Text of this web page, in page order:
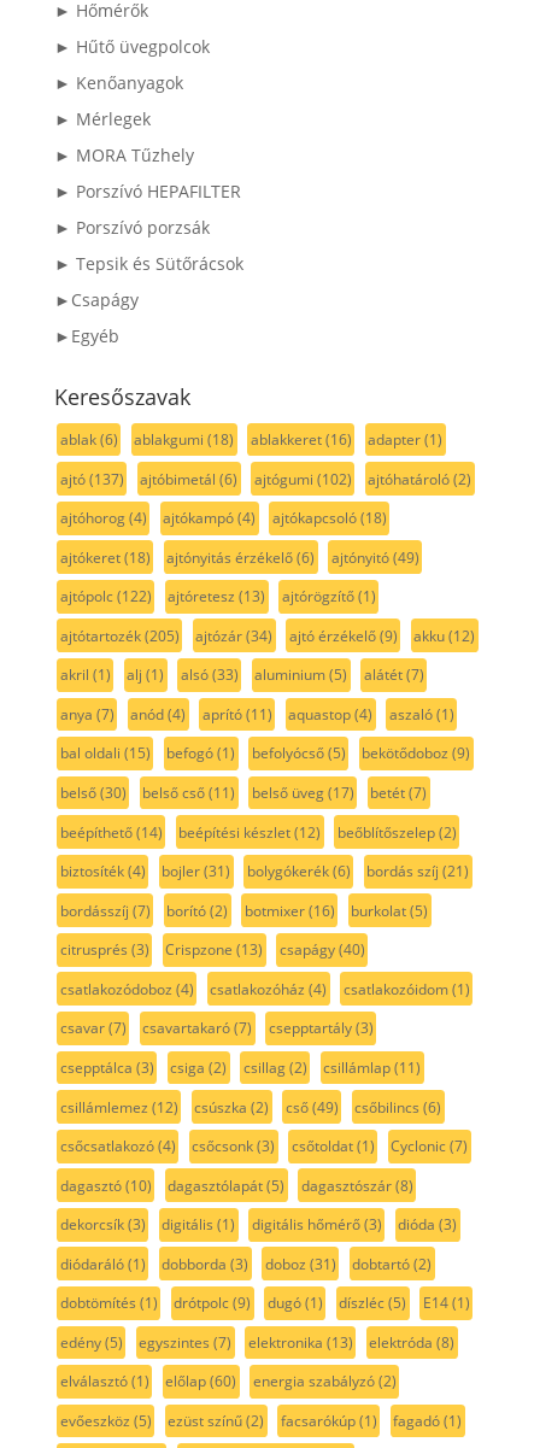
► Hőmérők
► Hűtő üvegpolcok
► Kenőanyagok
► Mérlegek
► MORA Tűzhely
► Porszívó HEPAFILTER
► Porszívó porzsák
► Tepsik és Sütőrácsok
►Csapágy
►Egyéb
Keresőszavak
ablak(6) ablakgumi (18) ablakkeret(16) adapter(1)
ajtó(137) ajtóbimetál (6) ajtógumi (102) ajtóhatároló(2)
ajtóhorog(4) ajtókampó(4) ajtókapcsoló(18)
ajtókeret(18) ajtónyitás érzékelő(6) ajtónyitó(49)
ajtópolc(122) ajtóretesz (13) ajtórögzítő(1)
ajtótartozék(205) ajtózár(34) ajtó érzékelő(9) akku(12)
akril (1) alj (1) alsó(33) aluminium(5) alátét(7)
anya (7) anód(4) aprító(11) aquastop(4) aszaló(1)
bal oldali (15) befogó(1) befolyócső(5) bekötődoboz (9)
belső(30) belső cső(11) belső üveg(17) betét(7)
beépíthető(14) beépítési készlet(12) beőblítőszelep(2)
biztosíték(4) bojler(31) bolygókerék(6) bordás szíj (21)
bordásszíj (7) borító(2) botmixer(16) burkolat(5)
citrusprés (3) Crispzone (13) csapágy(40)
csatlakozódoboz (4) csatlakozóház (4) csatlakozóidom(1)
csavar(7) csavartakaró(7) csepptartály(3)
csepptálca (3) csiga (2) csillag(2) csillámlap(11)
csillámlemez (12) csúszka (2) cső(49) csőbilincs (6)
csőcsatlakozó(4) csőcsonk(3) csőtoldat(1) Cyclonic(7)
dagasztó(10) dagasztólapát(5) dagasztószár(8)
dekorcsík(3) digitális (1) digitális hőmérő(3) dióda (3)
diódaráló(1) dobborda (3) doboz (31) dobtartó(2)
dobtömítés (1) drótpolc(9) dugó(1) díszléc(5) E14(1)
edény(5) egyszintes (7) elektronika (13) elektróda (8)
elválasztó(1) előlap(60) energia szabályzó(2)
evőeszköz (5) ezüst színű(2) facsarókúp(1) fagadó(1)